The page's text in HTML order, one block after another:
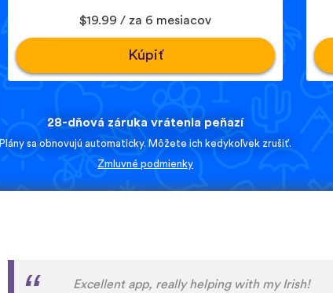
$19.99 / za 6 mesiacov
Kúpiť
28-dňová záruka vrátenia peňazí
Plány sa obnovujú automaticky. Môžete ich kedykoľvek zrušiť.
Zmluvné podmienky
I love this app! I am learning Serbian, which is